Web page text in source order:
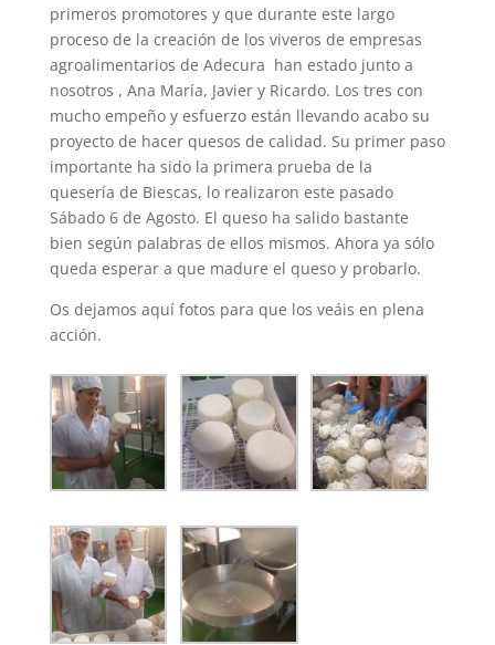
primeros promotores y que durante este largo
proceso de la creación de los viveros de empresas
agroalimentarios de Adecura han estado junto a
nosotros , Ana María, Javier y Ricardo. Los tres con
mucho empeño y esfuerzo están llevando acabo su
proyecto de hacer quesos de calidad. Su primer paso
importante ha sido la primera prueba de la
quesería de Biescas, lo realizaron este pasado
Sábado 6 de Agosto. El queso ha salido bastante
bien según palabras de ellos mismos. Ahora ya sólo
queda esperar a que madure el queso y probarlo.
Os dejamos aquí fotos para que los veáis en plena
acción.